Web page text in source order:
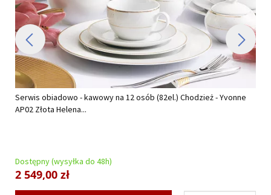
Serwis obiadowo - kawowy na 12 osób (82el.) Chodzież - Yvonne
AP02 Złota Helena...
Dostępny (wysyłka do 48h)
2 549,00 zł